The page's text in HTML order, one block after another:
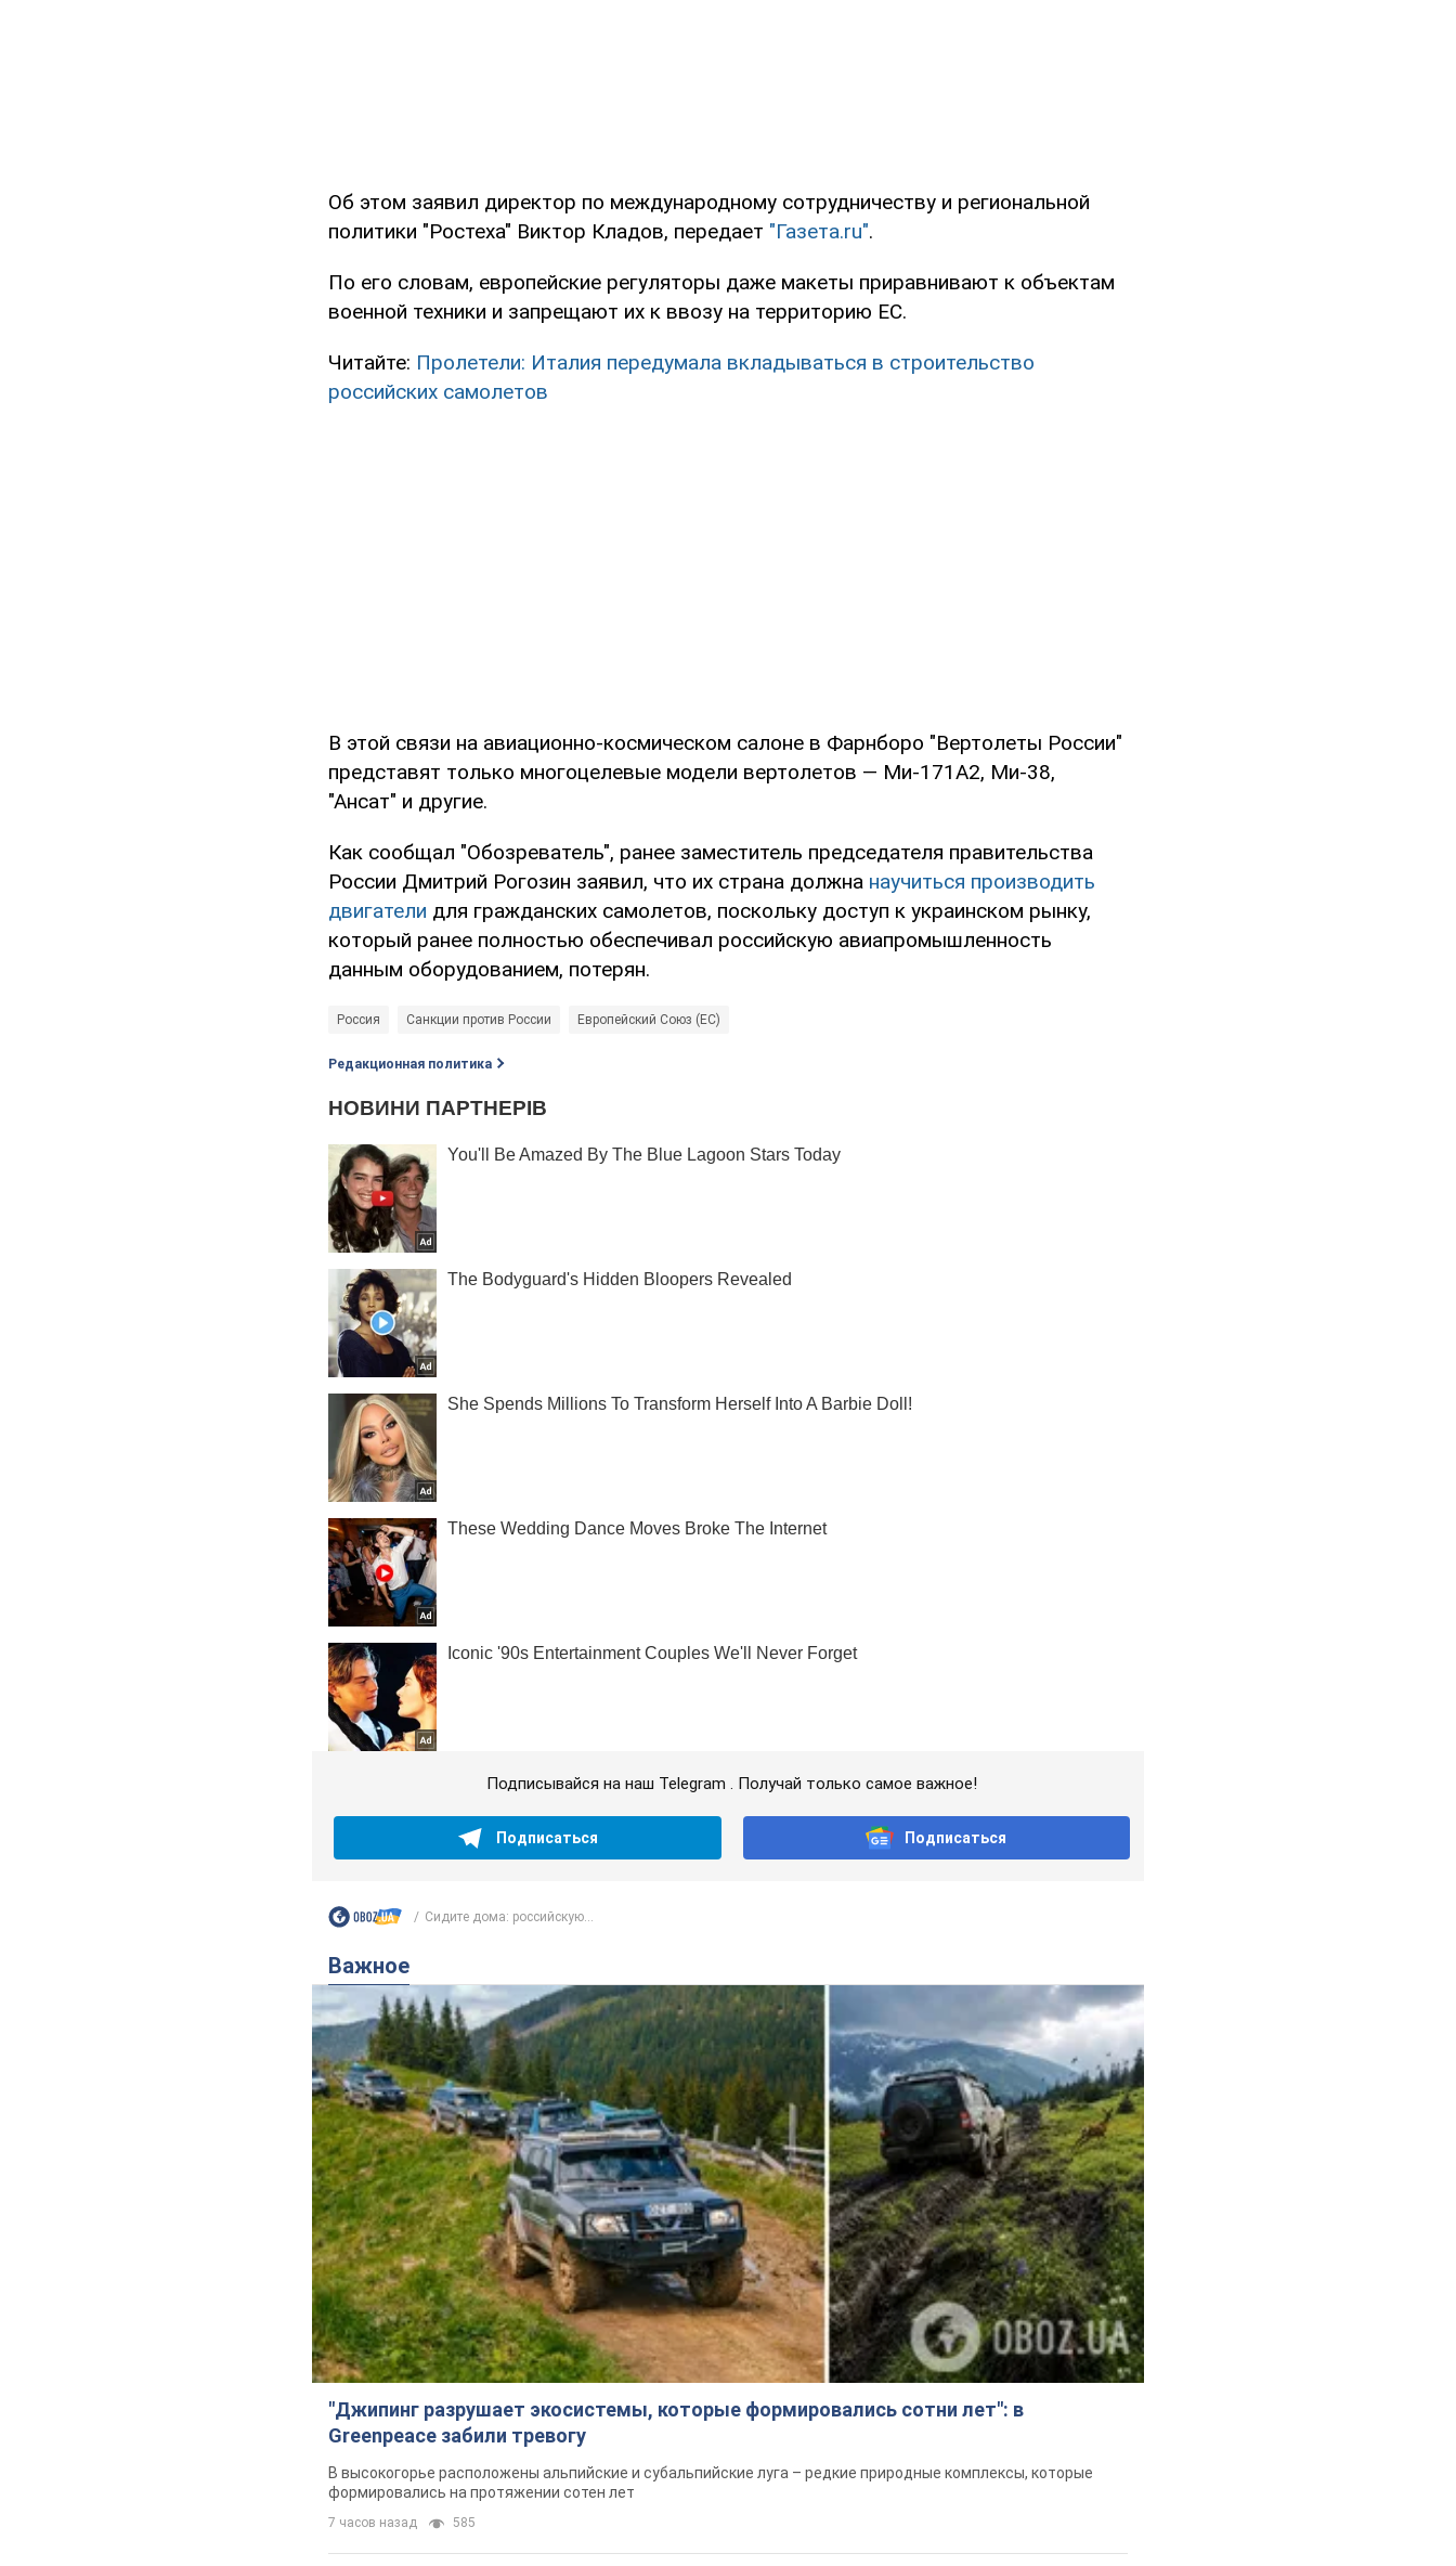
Об этом заявил директор по международному сотрудничеству и региональной
политики "Ростеха" Виктор Кладов, передает "Газета.ru".
По его словам, европейские регуляторы даже макеты приравнивают к объектам
военной техники и запрещают их к ввозу на территорию ЕС.
Читайте: Пролетели: Италия передумала вкладываться в строительство
российских самолетов
В этой связи на авиационно-космическом салоне в Фарнборо "Вертолеты России"
представят только многоцелевые модели вертолетов — Ми-171А2, Ми-38,
"Ансат" и другие.
Как сообщал "Обозреватель", ранее заместитель председателя правительства
России Дмитрий Рогозин заявил, что их страна должна научиться производить
двигатели для гражданских самолетов, поскольку доступ к украинском рынку,
который ранее полностью обеспечивал российскую авиапромышленность
данным оборудованием, потерян.
Россия Санкции против России Европейский Союз (ЕС)
Редакционная политика
Подписывайся на наш Telegram . Получай только самое важное!
Подписаться Подписаться
Сидите дома: российскую...
Важное
"Джипинг разрушает экосистемы, которые формировались сотни лет": в
Greenpeace забили тревогу
В высокогорье расположены альпийские и субальпийские луга – редкие природные комплексы, которые
формировались на протяжении сотен лет
7 часов назад 585